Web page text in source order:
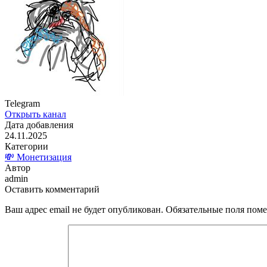
Telegram
Открыть канал
Дата добавления
24.11.2025
Категории
💸 Монетизация
Автор
admin
Оставить комментарий
Ваш адрес email не будет опубликован. Обязательные поля